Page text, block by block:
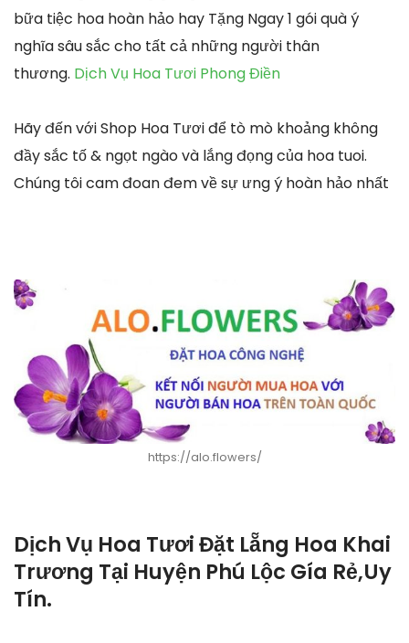
bữa tiệc hoa hoàn hảo hay Tặng Ngay 1 gói quà ý
nghĩa sâu sắc cho tất cả những người thân
thương. Dịch Vụ Hoa Tươi Phong Điền
Hãy đến với Shop Hoa Tươi để tò mò khoảng không
đầy sắc tố & ngọt ngào và lắng đọng của hoa tuoi.
Chúng tôi cam đoan đem về sự ưng ý hoàn hảo nhất
https://alo.flowers/
Dịch Vụ Hoa Tươi Đặt Lẵng Hoa Khai
Trương Tại Huyện Phú Lộc Gía Rẻ,Uy
Tín.